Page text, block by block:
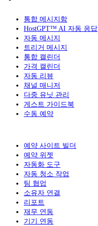
통합 메시지함
HostGPT™ AI 자동 응답
자동 메시지
트리거 메시지
통합 캘린더
가격 캘린더
자동 리뷰
채널 매니저
다중 유닛 관리
게스트 가이드북
수동 예약
예약 사이트 빌더
예약 위젯
자동화 도구
자동 청소 작업
팀 협업
소유자 연결
리포트
재무 연동
기기 연동